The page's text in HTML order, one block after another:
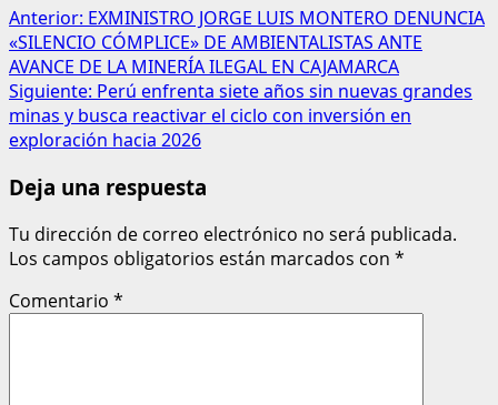
Anterior: EXMINISTRO JORGE LUIS MONTERO DENUNCIA
«SILENCIO CÓMPLICE» DE AMBIENTALISTAS ANTE
AVANCE DE LA MINERÍA ILEGAL EN CAJAMARCA
Siguiente: Perú enfrenta siete años sin nuevas grandes
minas y busca reactivar el ciclo con inversión en
exploración hacia 2026
Deja una respuesta
Tu dirección de correo electrónico no será publicada.
Los campos obligatorios están marcados con *
Comentario *